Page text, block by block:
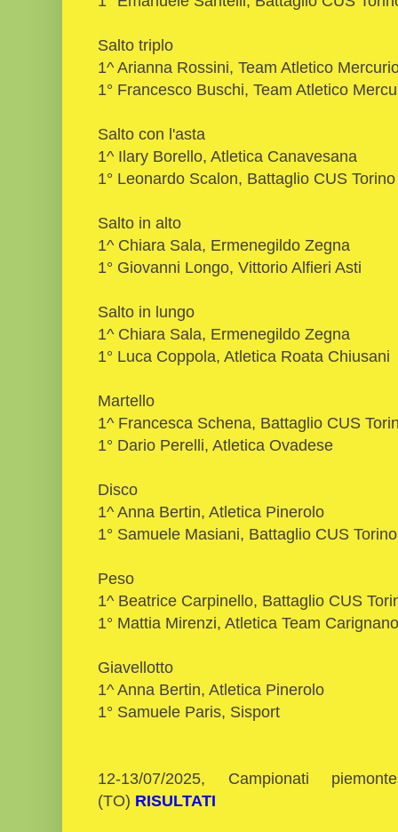
Salto triplo
1^ Arianna Rossini, Team Atletico
1° Francesco Buschi, Team Atletico
Salto con l'asta
1^ Ilary Borello, Atletica Canavesana
1° Leonardo Scalon, Battaglio CUS Torino
Salto in alto
1^ Chiara Sala, Ermenegildo Zegna
1° Giovanni Longo, Vittorio Alfieri Asti
Salto in lungo
1^ Chiara Sala, Ermenegildo Zegna
1° Luca Coppola, Atletica Roata Chiusani
Martello
1^ Francesca Schena, Battaglio CUS
1° Dario Perelli, Atletica Ovadese
Disco
1^ Anna Bertin, Atletica Pinerolo
1° Samuele Masiani, Battaglio CUS Torino
Peso
1^ Beatrice Carpinello, Battaglio CUS
1° Mattia Mirenzi, Atletica Team Carignano
Giavellotto
1^ Anna Bertin, Atletica Pinerolo
1° Samuele Paris, Sisport
12-13/07/2025, Campionati
(TO) RISULTATI